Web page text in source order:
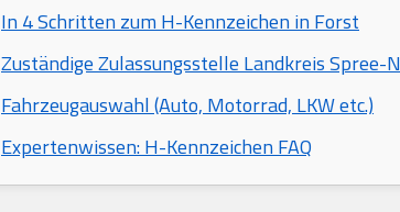
In 4 Schritten zum H-Kennzeichen in Forst
Zuständige Zulassungsstelle Landkreis Spree-
Fahrzeugauswahl (Auto, Motorrad, LKW etc.)
Expertenwissen: H-Kennzeichen FAQ